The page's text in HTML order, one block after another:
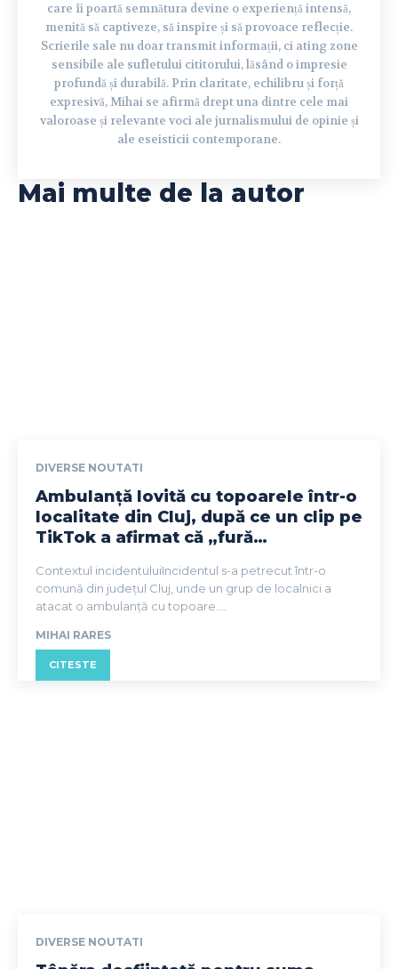
care îi poartă semnătura devine o experiență intensă,
menită să captiveze, să inspire și să provoace reflecție.
Scrierile sale nu doar transmit informații, ci ating zone
sensibile ale sufletului cititorului, lăsând o impresie
profundă și durabilă. Prin claritate, echilibru și forță
expresivă, Mihai se afirmă drept una dintre cele mai
valoroase și relevante voci ale jurnalismului de opinie și
ale eseisticii contemporane.
Mai multe de la autor
DIVERSE NOUTATI
Ambulanță lovită cu topoarele într-o
localitate din Cluj, după ce un clip pe
TikTok a afirmat că „fură…
Contextul incidentuluiIncidentul s-a petrecut într-o
comună din județul Cluj, unde un grup de localnici a
atacat o ambulanță cu topoare....
MIHAI RARES
CITESTE
DIVERSE NOUTATI